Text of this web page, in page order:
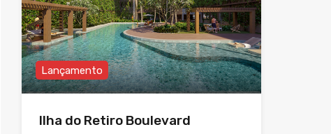
Lançamento
Ilha do Retiro Boulevard